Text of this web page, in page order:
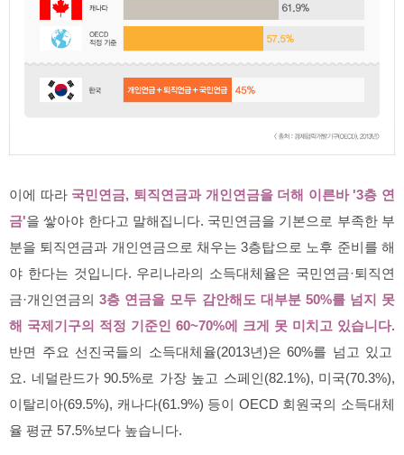
이에 따라 국민연금, 퇴직연금과 개인연금을 더해 이른바 '3층 연
금'을 쌓아야 한다고 말해집니다. 국민연금을 기본으로 부족한 부
분을 퇴직연금과 개인연금으로 채우는 3층탑으로 노후 준비를 해
야 한다는 것입니다. 우리나라의 소득대체율은 국민연금·퇴직연
금·개인연금의 3층 연금을 모두 감안해도 대부분 50%를 넘지 못
해 국제기구의 적정 기준인 60~70%에 크게 못 미치고 있습니다.
반면 주요 선진국들의 소득대체율(2013년)은 60%를 넘고 있고
요. 네덜란드가 90.5%로 가장 높고 스페인(82.1%), 미국(70.3%),
이탈리아(69.5%), 캐나다(61.9%) 등이 OECD 회원국의 소득대체
율 평균 57.5%보다 높습니다.